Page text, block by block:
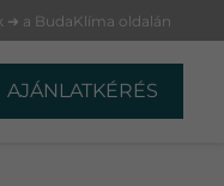
➜ a BudaKlíma oldalán
AJÁNLATKÉRÉS